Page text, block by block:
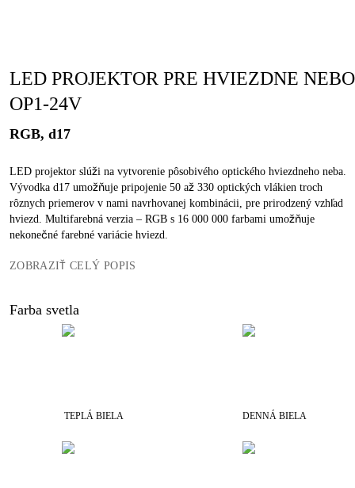
LED PROJEKTOR PRE HVIEZDNE NEBO
OP1-24V
RGB, d17
LED projektor slúži na vytvorenie pôsobivého optického hviezdneho neba.
Vývodka d17 umožňuje pripojenie 50 až 330 optických vlákien troch
rôznych priemerov v nami navrhovanej kombinácii, pre prirodzený vzhľad
hviezd. Multifarebná verzia – RGB s 16 000 000 farbami umožňuje
nekonečné farebné variácie hviezd.
ZOBRAZIŤ CELÝ POPIS
Farba svetla
TEPLÁ BIELA DENNÁ BIELA